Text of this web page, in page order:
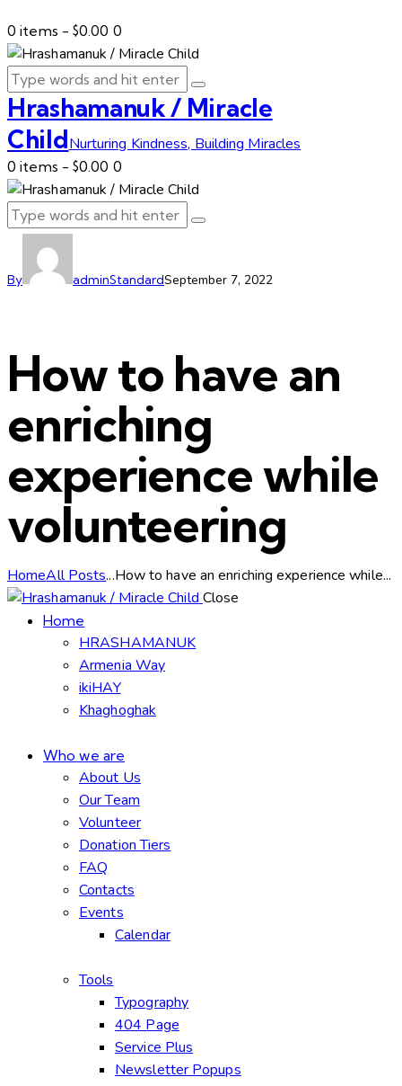
0 items -$0.00 0
Hrashamanuk / Miracle
ChildNurturing Kindness, Building Miracles
0 items -$0.00 0
By adminStandardSeptember 7, 2022
How to have an
enriching
experience while
volunteering
HomeAll Posts...How to have an enriching experience while...
Close
Home
HRASHAMANUK
Armenia Way
ikiHAY
Khaghoghak
Who we are
About Us
Our Team
Volunteer
Donation Tiers
FAQ
Contacts
Events
Calendar
Tools
Typography
404 Page
Service Plus
Newsletter Popups